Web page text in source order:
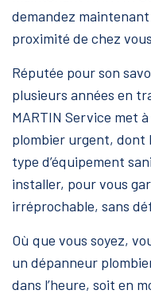
demandez
proximité de chez
Réputée pour son
plusieurs années en
MARTIN Service met
plombier urgent, dont
type d’équipement
installer, pour vous
irréprochable, sans
Où que vous soyez,
un dépanneur
dans l’heure, soit en